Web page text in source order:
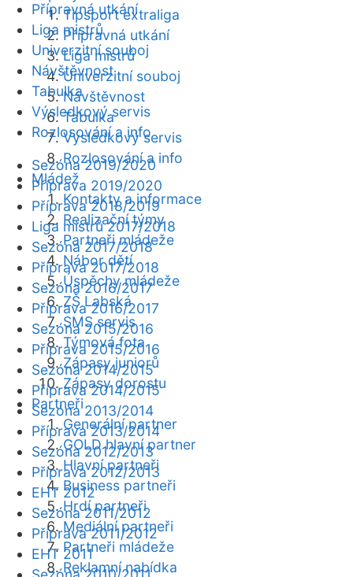
Tipsport extraliga
Přípravná utkání
Liga mistrů
Univerzitní souboj
Návštěvnost
Tabulka
Výsledkový servis
Rozlosování a info
Mládež
Kontakty a informace
Realizační týmy
Partneři mládeže
Nábor dětí
Úspěchy mládeže
ZŠ Labská
SMS servis
Týmová fota
Zápasy juniorů
Zápasy dorostu
Partneři
Generální partner
GOLD hlavní partner
Hlavní partneři
Business partneři
Hrdí partneři
Mediální partneři
Partneři mládeže
Reklamní nabídka
Přípravná utkání
Liga mistrů
Univerzitní souboj
Návštěvnost
Tabulka
Výsledkový servis
Rozlosování a info
Sezóna 2019/2020
Příprava 2019/2020
Příprava 2018/2019
Liga mistrů 2017/2018
Sezóna 2017/2018
Příprava 2017/2018
Sezóna 2016/2017
Příprava 2016/2017
Sezóna 2015/2016
Příprava 2015/2016
Sezóna 2014/2015
Příprava 2014/2015
Sezóna 2013/2014
Příprava 2013/2014
Sezóna 2012/2013
Příprava 2012/2013
EHT 2012
Sezóna 2011/2012
Příprava 2011/2012
EHT 2011